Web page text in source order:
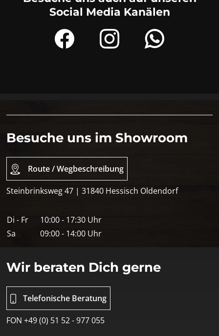
Social Media Kanälen
Besuche uns im Showroom
Route / Wegbeschreibung
Steinbrinksweg 47 | 31840 Hessisch Oldendorf
Di - Fr
10:00 - 17:30 Uhr
Sa
09:00 - 14:00 Uhr
Wir beraten Dich gerne
Telefonische Beratung
FON +49 (0) 51 52 - 977 055